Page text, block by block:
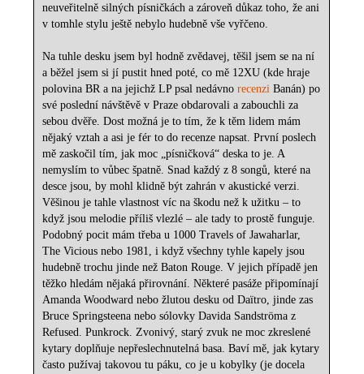
neuveřitelně silných písničkách a zároveň důkaz toho, že ani
v tomhle stylu ještě nebylo hudebně vše vyřčeno.
Na tuhle desku jsem byl hodně zvědavej, těšil jsem se na ní
a běžel jsem si jí pustit hned poté, co mě 12XU (kde hraje
polovina BR a na jejichž LP psal nedávnorecenzi Banán) po
své poslední návštěvě v Praze obdarovali a zabouchli za
sebou dvěře. Dost možná je to tím, že k těm lidem mám
nějaký vztah a asi je fér to do recenze napsat. První poslech
mě zaskočil tím, jak moc „písničková“ deska to je. A
nemyslím to vůbec špatně. Snad každý z 8 songů, které na
desce jsou, by mohl klidně být zahrán v akustické verzi.
Věšinou je tahle vlastnost víc na škodu než k užitku – to
když jsou melodie příliš vlezlé – ale tady to prostě funguje.
Podobný pocit mám třeba u 1000 Travels of Jawaharlar,
The Vicious nebo 1981, i když všechny tyhle kapely jsou
hudebně trochu jinde než Baton Rouge. V jejich případě jen
těžko hledám nějaká přirovnání. Některé pasáže připomínají
Amanda Woodward nebo žlutou desku od Daïtro, jinde zas
Bruce Springsteena nebo sólovky Davida Sandströma z
Refused. Punkrock. Zvonivý, starý zvuk ne moc zkreslené
kytary doplňuje nepřeslechnutelná basa. Baví mě, jak kytary
často pužívaj takovou tu páku, co je u kobylky (je docela